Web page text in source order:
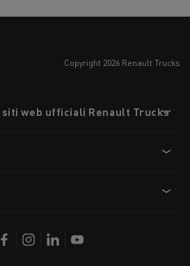
copyright 2026 Renault Trucks
web ufficiali Renault Trucks